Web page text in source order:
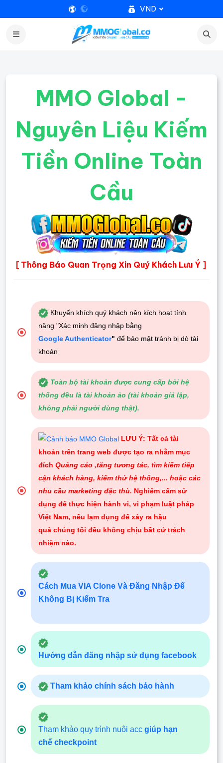
VND
MMO Global -
Nguyên Liệu Kiếm
Tiền Online Toàn
Cầu
[ Thông Báo Quan Trọng Xin Quý Khách Lưu Ý ]
Khuyến khích quý khách nên kích hoạt tính
năng "Xác minh đăng nhập bằng
Google Authenticator" để bảo mật tránh bị dò tài
khoản
Toàn bộ tài khoản được cung cấp bởi hệ
thống đều là tài khoản ảo (tài khoản giả lập,
không phải người dùng thật).
LƯU Ý: Tất cả tài
khoản trên trang web được tạo ra nhằm mục
đích Quảng cáo ,tăng tương tác, tìm kiếm tiếp
cận khách hàng, kiểm thử hệ thống,... hoặc các
nhu cầu marketing đặc thù. Nghiêm cấm sử
dụng để thực hiện hành vi, vi phạm luật pháp
Việt Nam, nếu lạm dụng để xảy ra hậu
quả chúng tôi đều không chịu bất cứ trách
nhiệm nào.
Cách Mua VIA Clone Và Đăng Nhập Để
Không Bị Kiểm Tra
Hướng dẫn đăng nhập sử dụng facebook
Tham khảo chính sách bảo hành
Tham khảo quy trình nuôi acc giúp hạn
chế checkpoint